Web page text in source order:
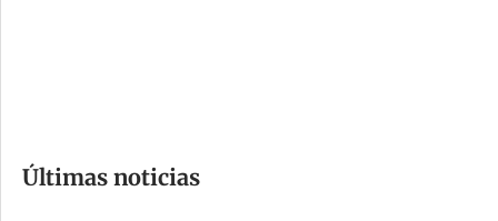
m
Últimas noticias